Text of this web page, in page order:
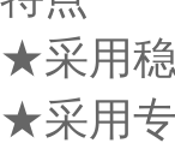
★采用稳
★采用专